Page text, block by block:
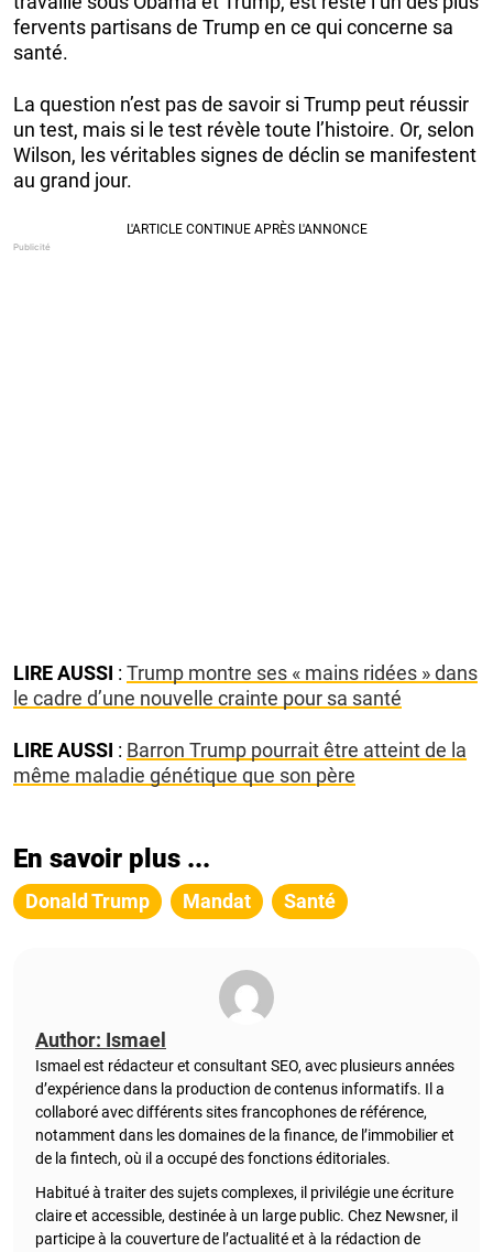
fervents partisans de Trump en ce qui concerne sa
santé.
La question n’est pas de savoir si Trump peut réussir
un test, mais si le test révèle toute l’histoire. Or, selon
Wilson, les véritables signes de déclin se manifestent
au grand jour.
LIRE AUSSI : Trump montre ses « mains ridées » dans
le cadre d’une nouvelle crainte pour sa santé
LIRE AUSSI : Barron Trump pourrait être atteint de la
même maladie génétique que son père
En savoir plus ...
Donald Trump Mandat Santé
Author: Ismael
Ismael est rédacteur et consultant SEO, avec plusieurs années
d’expérience dans la production de contenus informatifs. Il a
collaboré avec différents sites francophones de référence,
notamment dans les domaines de la finance, de l’immobilier et
de la fintech, où il a occupé des fonctions éditoriales.
Habitué à traiter des sujets complexes, il privilégie une écriture
claire et accessible, destinée à un large public. Chez Newsner, il
participe à la couverture de l’actualité et à la rédaction de